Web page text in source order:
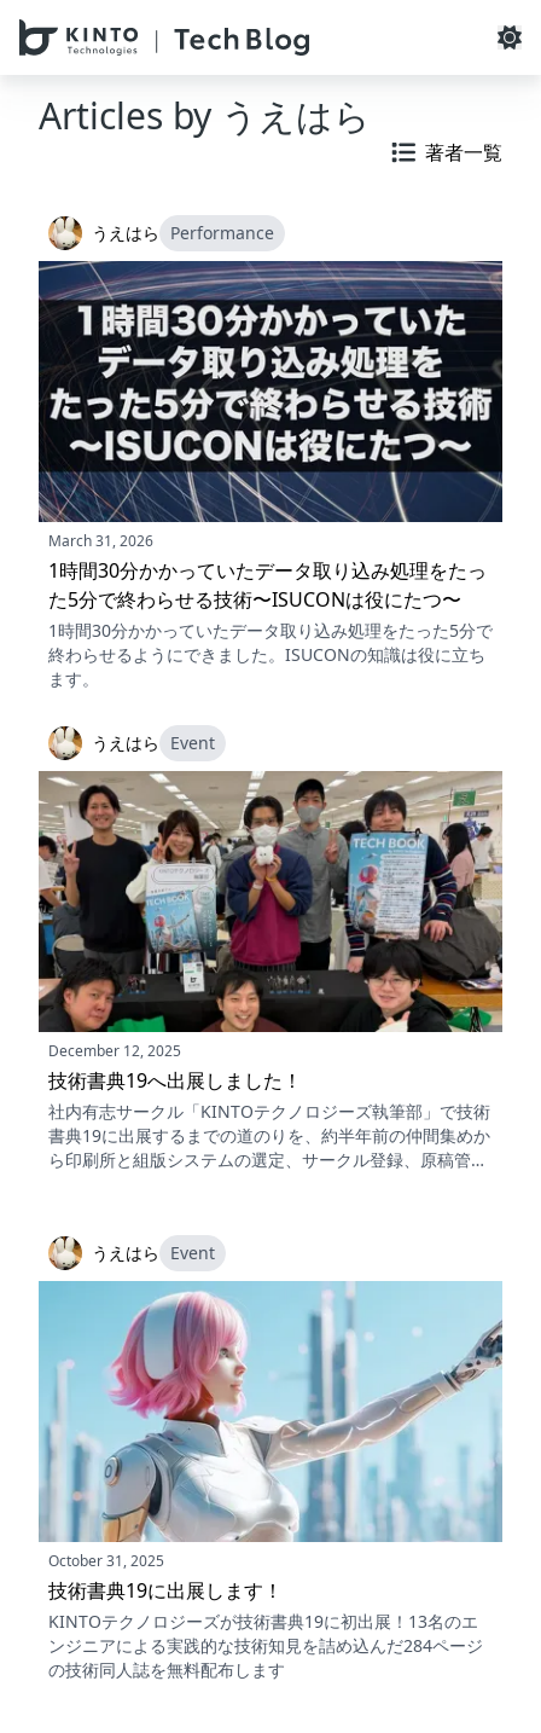
本文へスキップ / Skip to main content
Articles by うえはら
著者一覧
うえはら Performance
March 31, 2026
1時間30分かかっていたデータ取り込み処理をたっ
た5分で終わらせる技術〜ISUCONは役にたつ〜
1時間30分かかっていたデータ取り込み処理をたった5分で
終わらせるようにできました。ISUCONの知識は役に立ち
ます。
うえはら Event
December 12, 2025
技術書典19へ出展しました！
社内有志サークル「KINTOテクノロジーズ執筆部」で技術
書典19に出展するまでの道のりを、約半年前の仲間集めか
ら印刷所と組版システムの選定、サークル登録、原稿管
とが教訓でした。
うえはら
Event
October 31, 2025
技術書典19に出展します！
KINTOテクノロジーズが技術書典19に初出展！13名のエ
ンジニアによる実践的な技術知見を詰め込んだ284ページ
の技術同人誌を無料配布します